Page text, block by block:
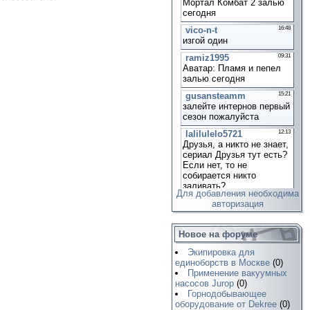
Для добавления необходима
авторизация
Новое на форуме
Экипировка для
единоборств в Москве (0)
Применение вакуумных
насосов Jurop (0)
Горнодобывающее
оборудование от Dekree (0)